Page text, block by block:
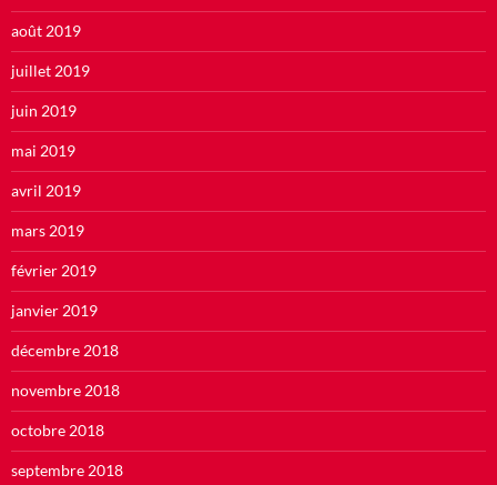
août 2019
juillet 2019
juin 2019
mai 2019
avril 2019
mars 2019
février 2019
janvier 2019
décembre 2018
novembre 2018
octobre 2018
septembre 2018